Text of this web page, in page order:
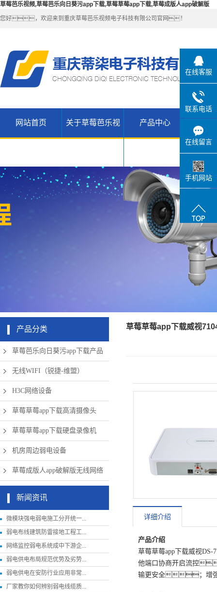
草莓芭乐视频,草莓芭乐向日葵污app下载,草莓草莓app下载,草莓成版人app破解版
您好，欢迎来到重庆草莓芭乐视频电子科技有限公司官网！
网站首页 关于草莓芭乐视
乐视频
产品中心
下载产品
WIFI（锐捷-
维盟）
H3C网络设
备
草莓草莓
app下载高
清摄像头
草莓草莓
app下载硬
盘录像机
机房周边弱
电设备
草莓成版人
产品分类
草莓芭乐向日葵污app下载产品
无线WIFI（锐捷-维盟）
H3C网络设备
草莓草莓app下载高清摄像头
草莓草莓app下载硬盘录像机
机房周边弱电设备
草莓成版人app破解版无线网络
新闻资讯
微模块强电弱电施工分开统一...
弱电布线建筑防雷接地工程工...
网络监控弱电系统成中下游企...
弱电供电布局规范优势及劣势...
弱电供电在安防行业应用非常...
厂家教你如何辨别弱电线缆质...
草莓草莓app下载威视
详细介绍
产品介绍
草莓草莓app下载威视
他端口协商开启流控
输更安全；增
在线客服
联系电话
在线留言
手机网站